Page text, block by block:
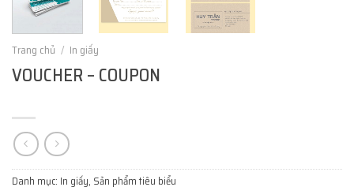
Trang chủ / In giấy
VOUCHER – COUPON
Danh mục: In giấy, Sản phẩm tiêu biểu